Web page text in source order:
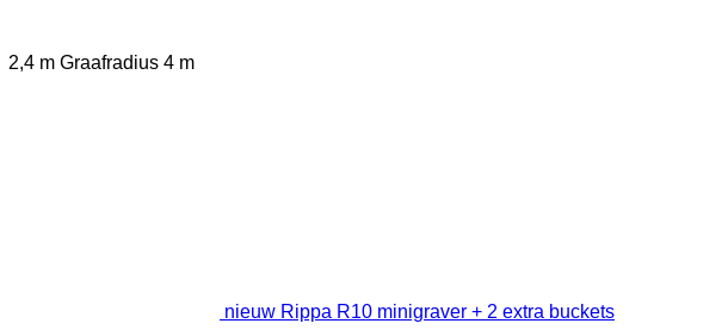
2,4 m Graafradius 4 m
nieuw Rippa R10 minigraver + 2 extra buckets